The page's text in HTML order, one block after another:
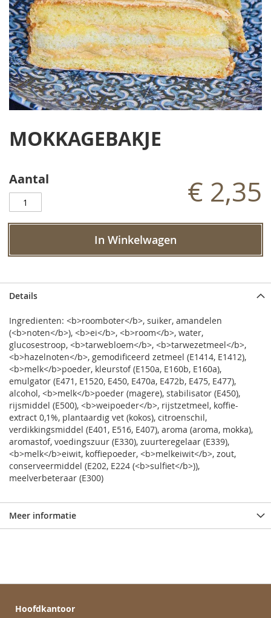
het
de
gallerij
MOKKAGEBAKJE
Aantal € 2,35
In Winkelwagen
Details
Ingredienten: <b>roomboter</b>, suiker, amandelen
(<b>noten</b>), <b>ei</b>, <b>room</b>, water,
glucosestroop, <b>tarwebloem</b>, <b>tarwezetmeel</b>,
<b>hazelnoten</b>, gemodificeerd zetmeel (E1414, E1412),
<b>melk</b>poeder, kleurstof (E150a, E160b, E160a),
emulgator (E471, E1520, E450, E470a, E472b, E475, E477),
alcohol, <b>melk</b>poeder (magere), stabilisator (E450),
rijsmiddel (E500), <b>weipoeder</b>, rijstzetmeel, koffie-
extract 0,1%, plantaardig vet (kokos), citroenschil,
verdikkingsmiddel (E401, E516, E407), aroma (aroma, mokka),
aromastof, voedingszuur (E330), zuurteregelaar (E339),
<b>melk</b>eiwit, koffiepoeder, <b>melkeiwit</b>, zout,
conserveermiddel (E202, E224 (<b>sulfiet</b>)),
meelverbeteraar (E300)
Meer informatie
Hoofdkantoor